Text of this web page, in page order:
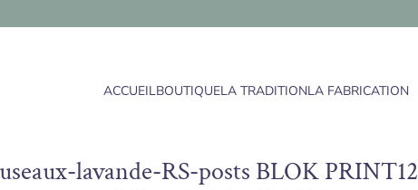
ACCUEILBOUTIQUELA TRADITIONLA FABRICATION
lavande-RS-posts BLOK PRINT12